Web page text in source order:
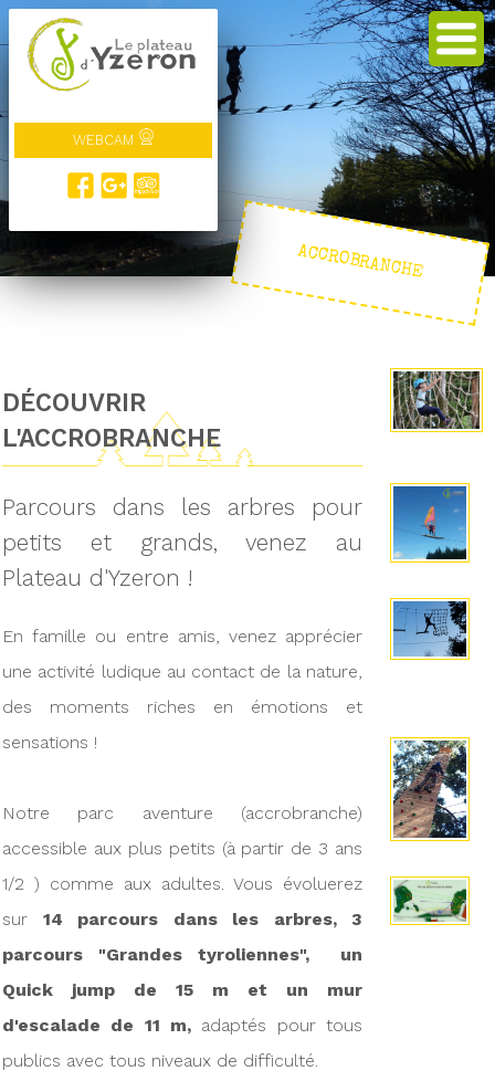
WEBCAM
ACCROBRANCHE
DÉCOUVRIR
L'ACCROBRANCHE
Parcours dans les arbres pour
petits et grands, venez au
Plateau d'Yzeron !
En famille ou entre amis, venez apprécier
une activité ludique au contact de la nature,
des moments riches en émotions et
sensations !
Notre parc aventure (accrobranche)
accessible aux plus petits (à partir de 3 ans
1/2 ) comme aux adultes. Vous évoluerez
sur 14 parcours dans les arbres, 3
parcours "Grandes tyroliennes", un
Quick jump de 15 m et un mur
d'escalade de 11 m, adaptés pour tous
publics avec tous niveaux de difficulté.